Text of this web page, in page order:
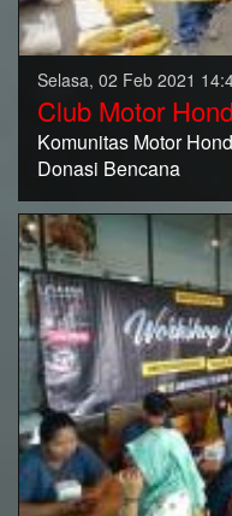
Selasa, 02 Feb 2021
Club Motor
Komunitas Motor
Donasi Bencana